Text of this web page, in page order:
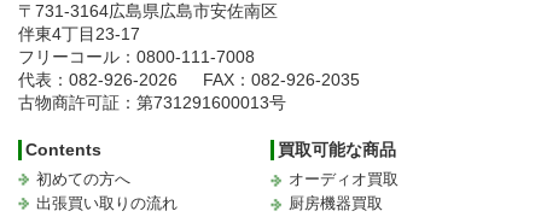
〒731-3164広島県広島市安佐南区
伴東4丁目23-17
フリーコール：0800-111-7008
代表：082-926-2026
FAX：082-926-2035
古物商許可証：第731291600013号
Contents
初めての方へ
出張買い取りの流れ
買取可能な商品
オーディオ買取
厨房機器買取